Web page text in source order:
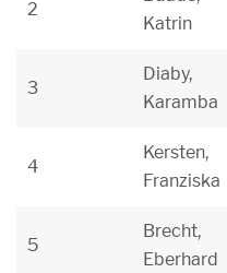
2
Katrin
3
Diaby,
Karamba
4
Kersten,
Franziska
5
Brecht,
Eberhard